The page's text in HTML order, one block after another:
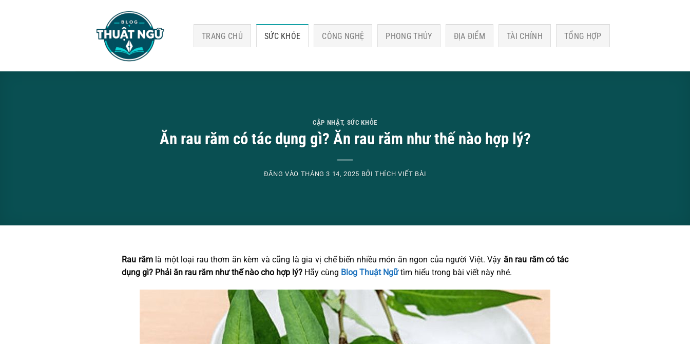
TRANG CHỦ SỨC KHỎE CÔNG NGHỆ PHONG THỦY ĐỊA ĐIỂM TÀI CHÍNH TỔNG HỢP
CẬP NHẬT, SỨC KHỎE
Ăn rau răm có tác dụng gì? Ăn rau răm như thế nào hợp lý?
ĐĂNG VÀO THÁNG 3 14, 2025 BỞITHÍCH VIẾT BÀI
Rau rămlà một loại rau thơm ăn kèm và cũng là gia vị chế biến nhiều món ăn ngon của người Việt. Vậy ăn rau răm có tác
dụng gì? Phải ăn rau răm như thế nào cho hợp lý? Hãy cùng Blog Thuật Ngữtìm hiểu trong bài viết này nhé.